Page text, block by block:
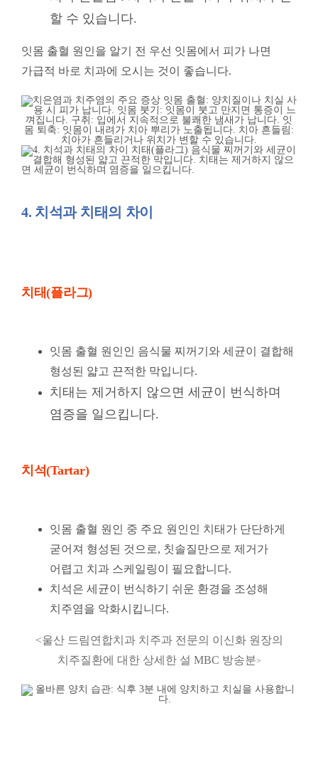
할 수 있습니다.
잇몸 출혈 원인을 알기 전 우선 잇몸에서 피가 나면
가급적 바로 치과에 오시는 것이 좋습니다.
4. 치석과 치태의 차이
치태(플라그)
잇몸 출혈 원인인 음식물 찌꺼기와 세균이 결합해
형성된 얇고 끈적한 막입니다.
치태는 제거하지 않으면 세균이 번식하며
염증을 일으킵니다.
치석(Tartar)
잇몸 출혈 원인 중 주요 원인인 치태가 단단하게
굳어져 형성된 것으로, 칫솔질만으로 제거가
어렵고 치과 스케일링이 필요합니다.
치석은 세균이 번식하기 쉬운 환경을 조성해
치주염을 악화시킵니다.
<울산 드림연합치과 치주과 전문의 이신화 원장의
치주질환에 대한 상세한 설 MBC 방송분>